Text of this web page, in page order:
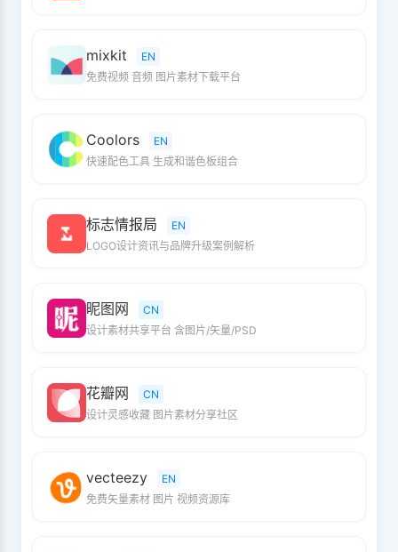
mixkit
EN
免费视频 音频 图片素材下载平台
Coolors
EN
快速配色工具 生成和谐色板组合
标志情报局
EN
LOGO设计资讯与品牌升级案例解析
昵图网
CN
设计素材共享平台 含图片/矢量/PSD
花瓣网
CN
设计灵感收藏 图片素材分享社区
vecteezy
EN
免费矢量素材 图片 视频资源库